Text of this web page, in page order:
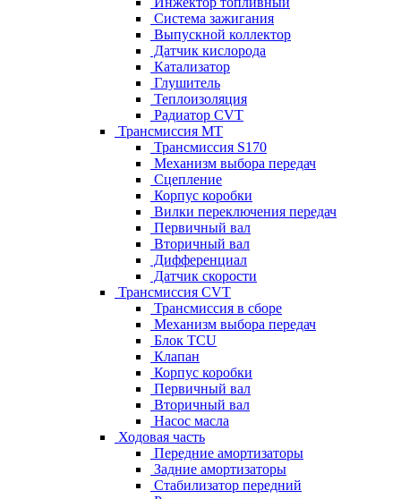
Система зажигания
Выпускной коллектор
Датчик кислорода
Катализатор
Глушитель
Теплоизоляция
Радиатор CVT
Трансмиссия MT
Трансмиссия S170
Механизм выбора передач
Сцепление
Корпус коробки
Вилки переключения передач
Первичный вал
Вторичный вал
Дифференциал
Датчик скорости
Трансмиссия CVT
Трансмиссия в сборе
Механизм выбора передач
Блок TCU
Клапан
Корпус коробки
Первичный вал
Вторичный вал
Насос масла
Ходовая часть
Передние амортизаторы
Задние амортизаторы
Стабилизатор передний